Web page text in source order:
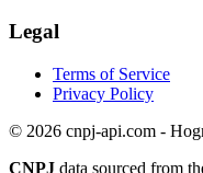
Legal
Terms of Service
Privacy Policy
© 2026 cnpj-api.com -
CNPJ data sourced from